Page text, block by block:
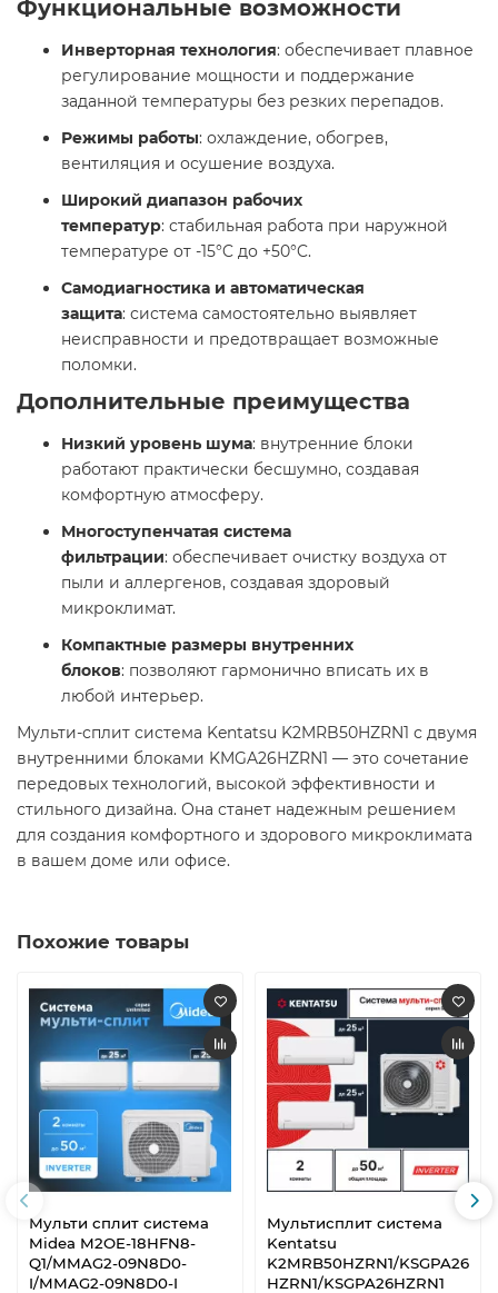
Функциональные возможности
Инверторная технология: обеспечивает плавное
регулирование мощности и поддержание
заданной температуры без резких перепадов.​
Режимы работы: охлаждение, обогрев,
вентиляция и осушение воздуха.​
Широкий диапазон рабочих
температур: стабильная работа при наружной
температуре от -15°C до +50°C.​
Самодиагностика и автоматическая
защита: система самостоятельно выявляет
неисправности и предотвращает возможные
поломки.​
Дополнительные преимущества
Низкий уровень шума: внутренние блоки
работают практически бесшумно, создавая
комфортную атмосферу.
Многоступенчатая система
фильтрации: обеспечивает очистку воздуха от
пыли и аллергенов, создавая здоровый
микроклимат.​
Компактные размеры внутренних
блоков: позволяют гармонично вписать их в
любой интерьер.​
Мульти-сплит система Kentatsu K2MRB50HZRN1 с двумя
внутренними блоками KMGA26HZRN1 — это сочетание
передовых технологий, высокой эффективности и
стильного дизайна. Она станет надежным решением
для создания комфортного и здорового микроклимата
в вашем доме или офисе.​
Похожие товары
Мульти сплит система
Midea M2OE-18HFN8-
Q1/MMAG2-09N8D0-
I/MMAG2-09N8D0-I
Мультисплит система
Kentatsu
K2MRB50HZRN1/KSGPA26
HZRN1/KSGPA26HZRN1